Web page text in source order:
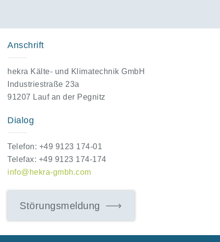
Anschrift
hekra Kälte- und Klimatechnik GmbH
Industriestraße 23a
91207 Lauf an der Pegnitz
Dialog
Telefon: +49 9123 174-01
Telefax: +49 9123 174-174
info@hekra-gmbh.com
Störungsmeldung